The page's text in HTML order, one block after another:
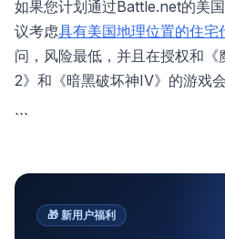
如果您计划通过Battle.net的美
议考虑具有美国地理位置的住宅
问，风险最低，并且在授权和
2》和《暗黑破坏神IV》的游戏
```
🎁 新用户福利